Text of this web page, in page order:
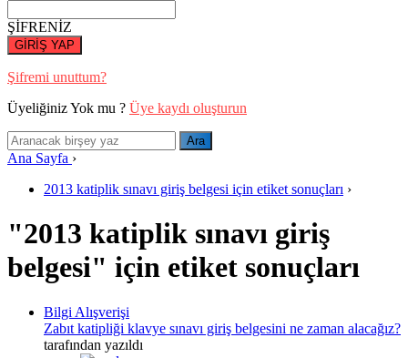
ŞİFRENİZ
GİRİŞ YAP
Şifremi unuttum?
Üyeliğiniz Yok mu ? Üye kaydı oluşturun
Ana Sayfa ›
2013 katiplik sınavı giriş belgesi için etiket sonuçları ›
"2013 katiplik sınavı giriş
belgesi" için etiket sonuçları
Bilgi Alışverişi
Zabıt katipliği klavye sınavı giriş belgesini ne zaman alacağız?
tarafından yazıldı